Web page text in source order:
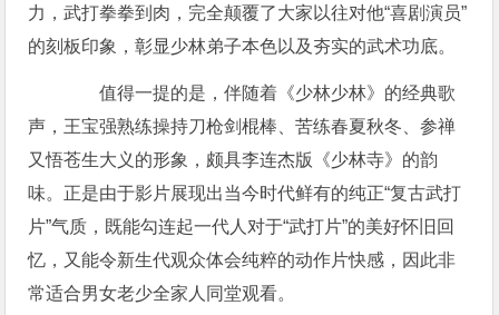
力，武打拳拳到肉，完全颠覆了大家以往对他“喜剧演员”
的刻板印象，彰显少林弟子本色以及夯实的武术功底。
值得一提的是，伴随着《少林少林》的经典歌
声，王宝强熟练操持刀枪剑棍棒、苦练春夏秋冬、参禅
又悟苍生大义的形象，颇具李连杰版《少林寺》的韵
味。正是由于影片展现出当今时代鲜有的纯正“复古武打
片”气质，既能勾连起一代人对于“武打片”的美好怀旧回
忆，又能令新生代观众体会纯粹的动作片快感，因此非
常适合男女老少全家人同堂观看。